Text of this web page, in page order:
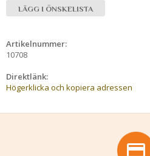
LÄGG I ÖNSKELISTA
Artikelnummer:
10708
Direktlänk:
Högerklicka och kopiera adressen